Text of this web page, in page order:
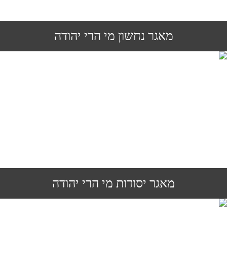
מאגר נחשון מי הרי יהודה
מאגר יסודות מי הרי יהודה